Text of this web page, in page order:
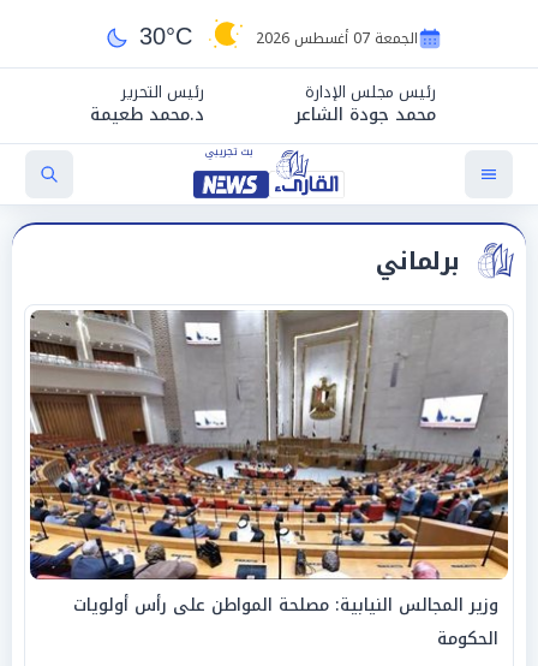
الجمعة 07 أغسطس 2026 30°C
رئيس مجلس الإدارة
محمد جودة الشاعر
رئيس التحرير
د.محمد طعيمة
برلماني
وزير المجالس النيابية: مصلحة المواطن على رأس أولويات
الحكومة